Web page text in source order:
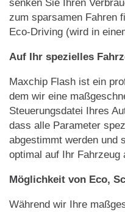
senken Sie Ihren
zum sparsamen Fahren
Eco-Driving (wird in
Auf Ihr spezielles
Maxchip Flash ist ein
dem wir eine
Steuerungsdatei Ihres
dass alle Parameter
abgestimmt werden und
optimal auf Ihr Fahrzeug
Möglichkeit von Eco,
Während wir Ihre